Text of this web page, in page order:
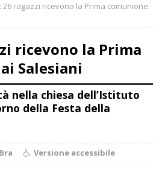
26 ragazzi ricevono la Prima comunione
ricevono la Prima
Salesiani
nella chiesa dell’Istituto
della Festa della
Bra Versione accessibile